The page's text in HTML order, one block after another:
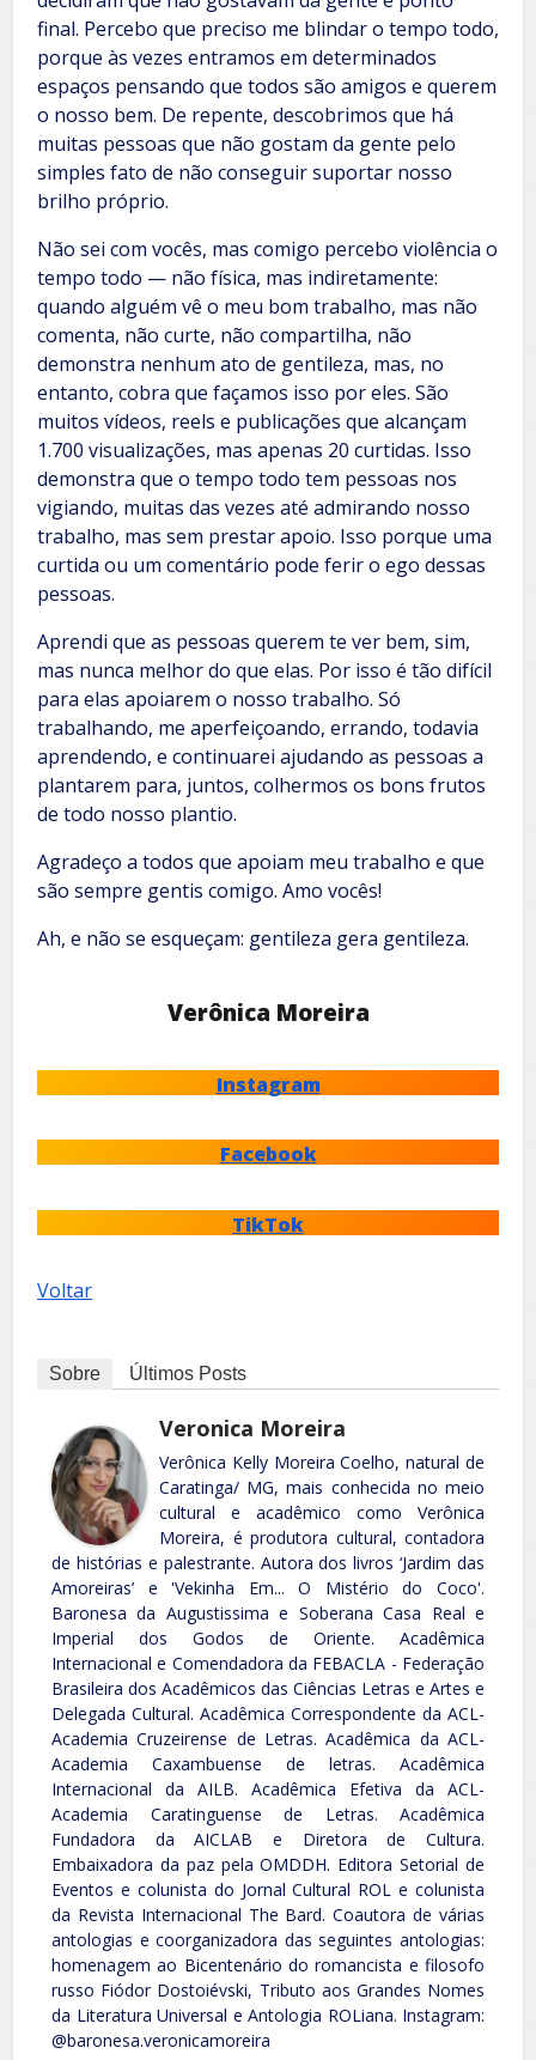
final. Percebo que preciso me blindar o tempo todo,
porque às vezes entramos em determinados
espaços pensando que todos são amigos e querem
o nosso bem. De repente, descobrimos que há
muitas pessoas que não gostam da gente pelo
simples fato de não conseguir suportar nosso
brilho próprio.
​Não sei com vocês, mas comigo percebo violência o
tempo todo — não física, mas indiretamente:
quando alguém vê o meu bom trabalho, mas não
comenta, não curte, não compartilha, não
demonstra nenhum ato de gentileza, mas, no
entanto, cobra que façamos isso por eles. São
muitos vídeos, reels e publicações que alcançam
1.700 visualizações, mas apenas 20 curtidas. Isso
demonstra que o tempo todo tem pessoas nos
vigiando, muitas das vezes até admirando nosso
trabalho, mas sem prestar apoio. Isso porque uma
curtida ou um comentário pode ferir o ego dessas
pessoas.
Aprendi que as pessoas querem te ver bem, sim,
mas nunca melhor do que elas. Por isso é tão difícil
para elas apoiarem o nosso trabalho. Só
trabalhando, me aperfeiçoando, errando, todavia
aprendendo, e continuarei ajudando as pessoas a
plantarem para, juntos, colhermos os bons frutos
de todo nosso plantio.
Agradeço a todos que apoiam meu trabalho e que
são sempre gentis comigo. Amo vocês!
Ah, e não se esqueçam: gentileza gera gentileza.
Verônica Moreira
Instagram
Facebook
TikTok
Voltar
Sobre Últimos Posts
Veronica Moreira
Verônica Kelly Moreira Coelho, natural de
Caratinga/ MG, mais conhecida no meio
cultural e acadêmico como Verônica
Moreira, é produtora cultural, contadora
de histórias e palestrante. Autora dos livros ‘Jardim das
Amoreiras’ e 'Vekinha Em... O Mistério do Coco'.
Baronesa da Augustissima e Soberana Casa Real e
Imperial dos Godos de Oriente. Acadêmica
Internacional e Comendadora da FEBACLA - Federação
Brasileira dos Acadêmicos das Ciências Letras e Artes e
Delegada Cultural. Acadêmica Correspondente da ACL-
Academia Cruzeirense de Letras. Acadêmica da ACL-
Academia Caxambuense de letras. Acadêmica
Internacional da AILB. Acadêmica Efetiva da ACL-
Academia Caratinguense de Letras. Acadêmica
Fundadora da AICLAB e Diretora de Cultura.
Embaixadora da paz pela OMDDH. Editora Setorial de
Eventos e colunista do Jornal Cultural ROL e colunista
da Revista Internacional The Bard. Coautora de várias
antologias e coorganizadora das seguintes antologias:
homenagem ao Bicentenário do romancista e filosofo
russo Fiódor Dostoiévski, Tributo aos Grandes Nomes
da Literatura Universal e Antologia ROLiana. Instagram:
@baronesa.veronicamoreira